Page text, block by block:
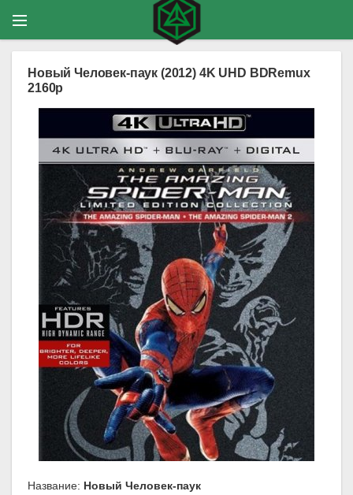
Новый Человек-паук (2012) 4K UHD BDRemux
2160p
Название: Новый Человек-паук